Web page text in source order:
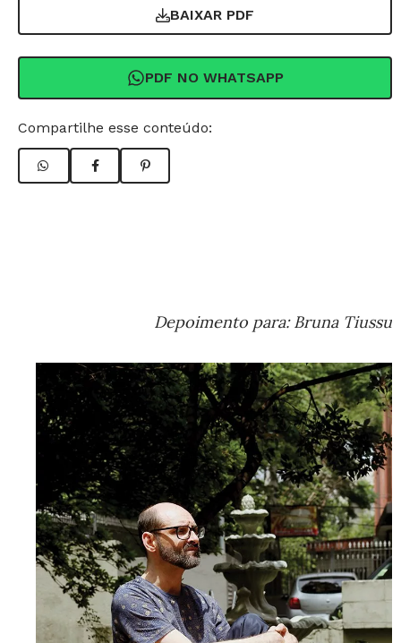
BAIXAR PDF
PDF NO WHATSAPP
Compartilhe esse conteúdo:
Depoimento para: Bruna Tiussu